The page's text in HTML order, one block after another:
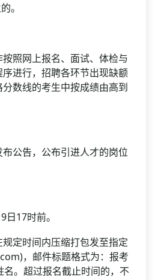
。
网上报名、面试、体检与
进行，招聘各环节出现缺额
数线的考生中按成绩由高到
告，公布引进人才的岗位
17时前。
时间内压缩打包发至指定
，邮件标题格式为：报考
。超过报名截止时间的，不